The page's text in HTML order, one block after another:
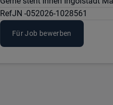
RefJN -052026-1028561
Für Job bewerben